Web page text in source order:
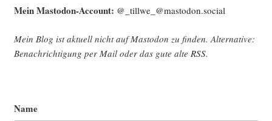
Mein Mast­o­don-Account: @_tillwe_@mastodon.social
Mein Blog ist aktu­ell nicht auf Mast­o­don zu fin­den. Alter­na­ti­ve:
Benach­rich­ti­gung per Mail oder das gute alte RSS.
Name